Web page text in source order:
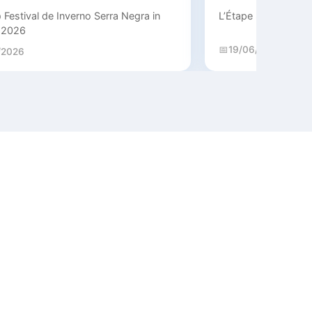
Festival de Inverno Serra Negra in
L’Étape Series -
19/06/2026